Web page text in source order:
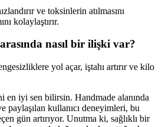
ve toksinlerin atılmasını
kolaylaştırır.
nasıl bir ilişki var?
yol açar, iştahı artırır ve kilo
en iyi sen bilirsin. Handmade alanında
paylaşılan kullanıcı deneyimleri, bu
gün artırıyor. Unutma ki, sağlıklı bir